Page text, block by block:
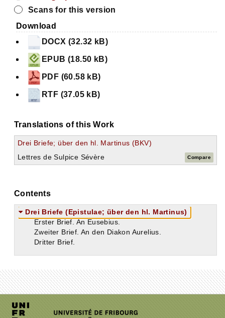
Scans for this version
Download
DOCX (32.32 kB)
EPUB (18.50 kB)
PDF (60.58 kB)
RTF (37.05 kB)
Translations of this Work
Drei Briefe; über den hl. Martinus (BKV)
Lettres de Sulpice Sévère
Compare
Contents
Drei Briefe (Epistulae; über den hl. Martinus)
Erster Brief. An Eusebius.
Zweiter Brief. An den Diakon Aurelius.
Dritter Brief.